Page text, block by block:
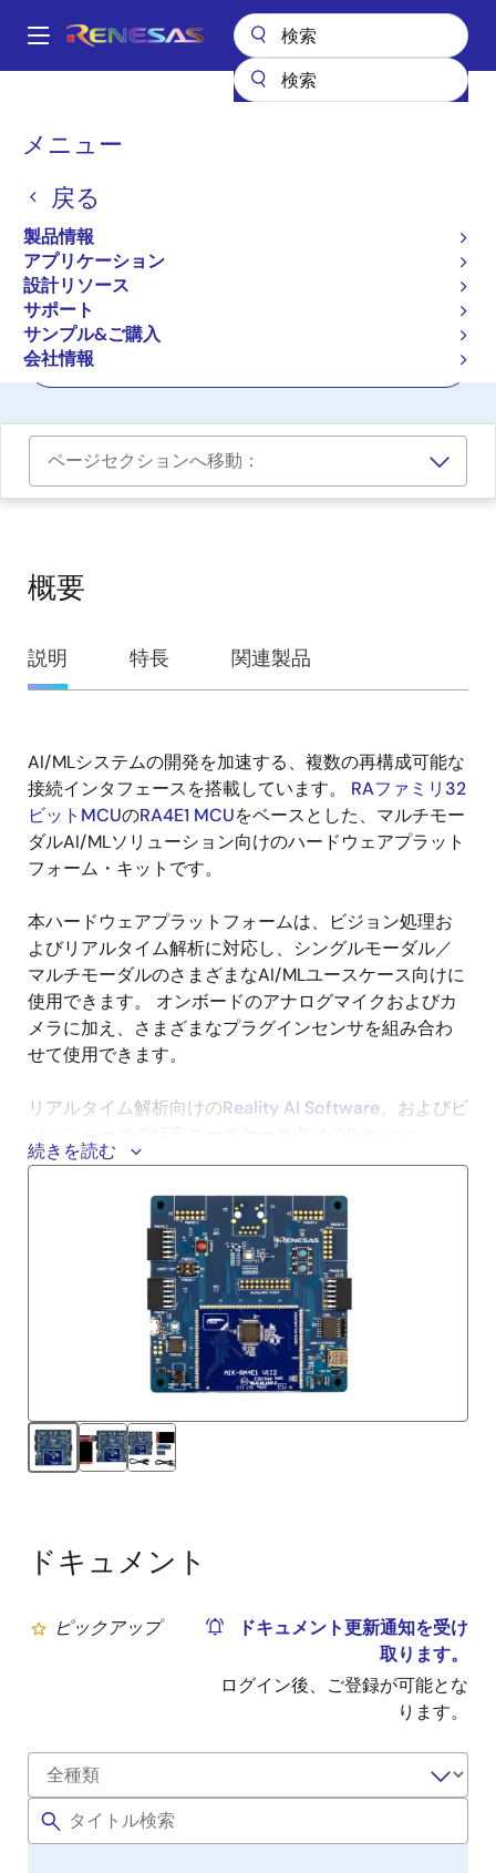
ン
Main
メニュー
戻る
製品情報
アプリケーション
設計リソース
サポート
サンプル&ご購入
会社情報
パ
く
ず
AIK-RA4E1
RA4E1 AI開発キットプラッ
トフォーム
AIK-RA4E1
ページセクションへ移動：
概要
概
要
説明 特長 関連製品
説
明
AI/MLシステムの開発を加速する、複数の再構成可能な
接続インタフェースを搭載しています。 RAファミリ32
ビットMCUのRA4E1 MCUをベースとした、マルチモー
ダルAI/MLソリューション向けのハードウェアプラット
フォーム・キットです。
本ハードウェアプラットフォームは、ビジョン処理お
よびリアルタイム解析に対応し、シングルモーダル／
マルチモーダルのさまざまなAI/MLユースケース向けに
使用できます。 オンボードのアナログマイクおよびカ
メラに加え、さまざまなプラグインセンサを組み合わ
せて使用できます。
リアルタイム解析向けのReality AI Software、およびビ
Ready Partner Networkエコシステムパートナに対応し
本AI Kitでは、提供されているアプリケーション例
（Application Example）の評価およびテストに加え、
利用可能なエコシステムとAI/MLソフトウェアを活用し
て独自ソリューションを開発できます。
続きを読む
ドキュメント
ピックアップ
ドキュメント更新通知を受け
取ります。
ログイン後、ご登録が可能とな
ります。